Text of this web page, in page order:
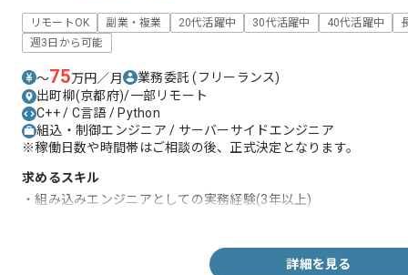
リモートOK 副業・複業 20代活躍中 30代活躍中 40代活躍中
週3日から可能
〜75万円／月 業務委託(フリーランス)
出町柳(京都府)/一部リモート
C++ / C言語 / Python
組込・制御エンジニア / サーバーサイドエンジニア
※稼働日数や時間帯はご相談の後、正式決定となります。
求めるスキル
・組み込みエンジニアとしての実務経験(3年以上)
詳細を見る